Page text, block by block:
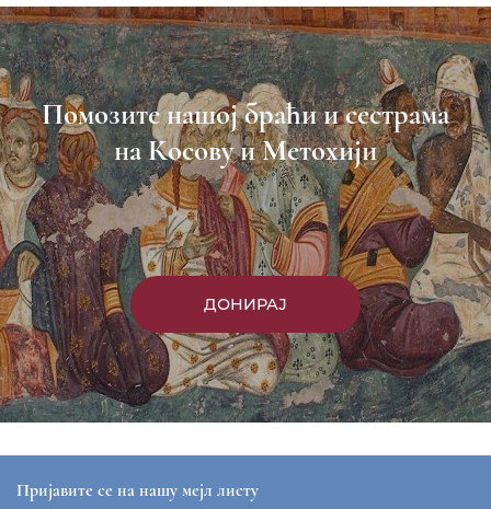
Помозите нашој браћи и сестрама
на Косову и Метохији
ДОНИРАЈ
Пријавите се на нашу мејл листу